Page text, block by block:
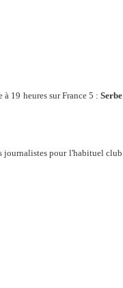
à 19 heures sur France 5 :Serbe
journalistes pour l'habituel club